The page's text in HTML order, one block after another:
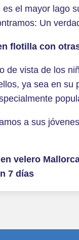
es el mayor lago
Un
flotilla con
de vista de los
ya sea en su
a sus
velero
7 días